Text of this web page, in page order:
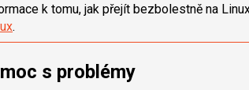
k tomu, jak přejít bezbolestně na
.
s problémy